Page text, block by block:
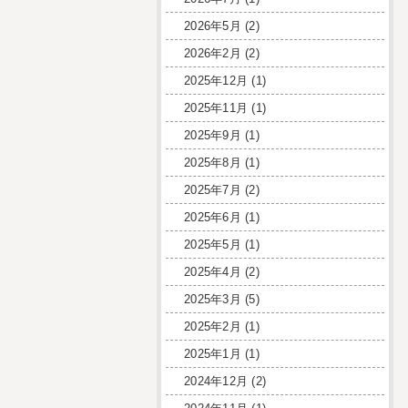
2026年5月 (2)
2026年2月 (2)
2025年12月 (1)
2025年11月 (1)
2025年9月 (1)
2025年8月 (1)
2025年7月 (2)
2025年6月 (1)
2025年5月 (1)
2025年4月 (2)
2025年3月 (5)
2025年2月 (1)
2025年1月 (1)
2024年12月 (2)